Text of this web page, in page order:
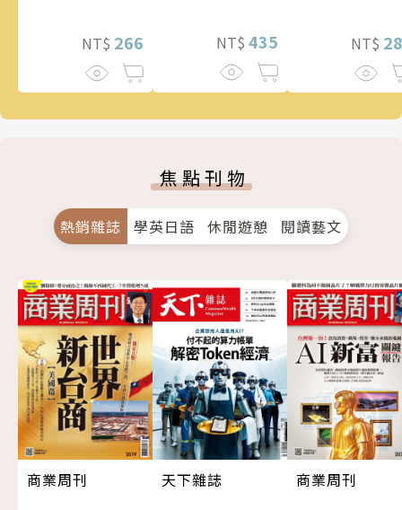
NT$ 266
蝠》系列重磅新
NT$ 435 NT$
焦點刊物
熱銷雜誌 學英日語 休閒遊憩 閱讀藝文
商業周刊
天下雜誌
商業周刊